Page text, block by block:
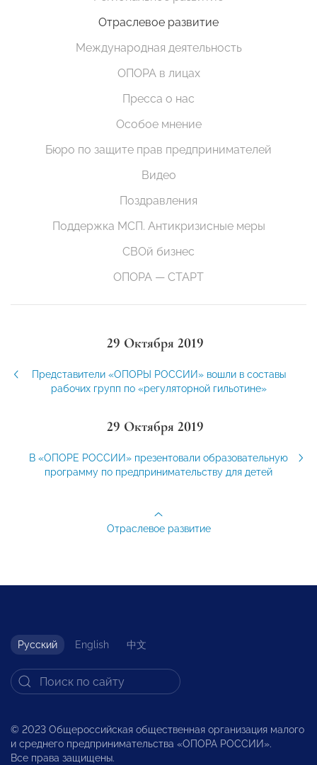
Отраслевое развитие
Международная деятельность
ОПОРА в лицах
Пресса о нас
Особое мнение
Бюро по защите прав предпринимателей
Видео
Поздравления
Поддержка МСП. Антикризисные меры
СВОй бизнес
ОПОРА — СТАРТ
29 Октября 2019
Представители «ОПОРЫ РОССИИ» вошли в составы
рабочих групп по «регуляторной гильотине»
29 Октября 2019
В «ОПОРЕ РОССИИ» презентовали образовательную
программу по предпринимательству для детей
Отраслевое развитие
Русский English 中文
© 2023 Общероссийская общественная организация малого
и среднего предпринимательства «ОПОРА РОССИИ».
Все права защищены.